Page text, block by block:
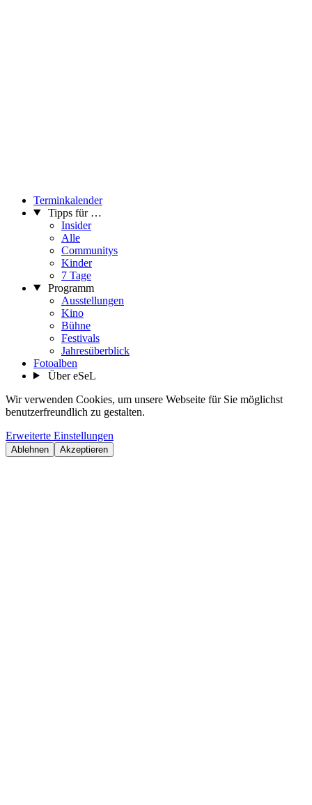
Terminkalender
Tipps für …
Insider
Alle
Communitys
Kinder
7 Tage
Programm
Ausstellungen
Kino
Bühne
Festivals
Jahresüberblick
Fotoalben
Über eSeL
Wir verwenden Cookies, um unsere Webseite für Sie möglichst
benutzerfreundlich zu gestalten.
Erweiterte Einstellungen
Ablehnen Akzeptieren